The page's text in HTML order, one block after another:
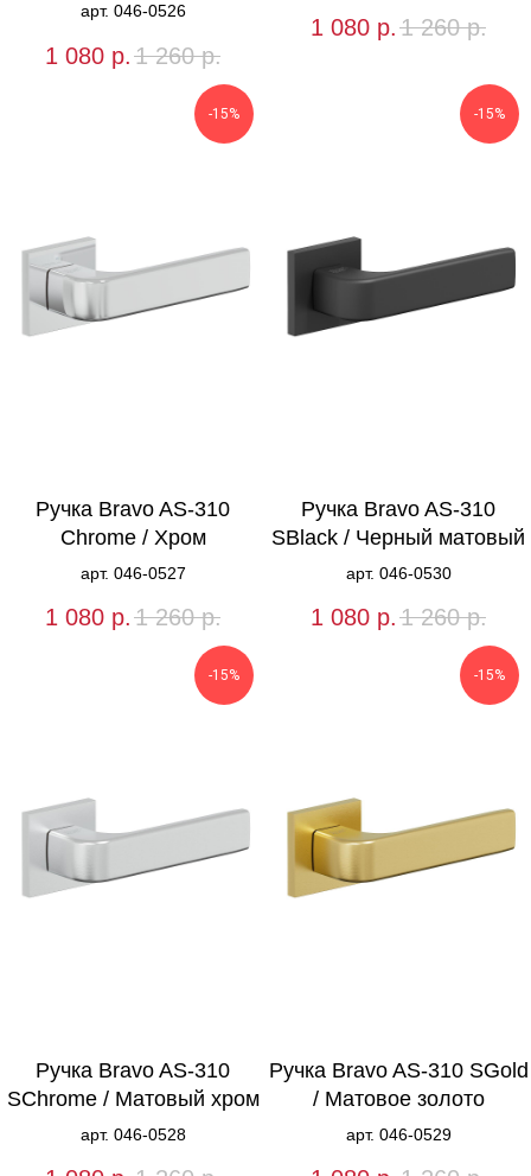
арт. 046-0526
1 080 р. 1 260 р.
1 080 р. 1 260 р.
-15%
Ручка Bravo AS-310
Chrome / Хром
арт. 046-0527
1 080 р. 1 260 р.
-15%
Ручка Bravo AS-310
SBlack / Черный матовый
арт. 046-0530
1 080 р. 1 260 р.
-15%
Ручка Bravo AS-310
SChrome / Матовый хром
арт. 046-0528
-15%
Ручка Bravo AS-310 SGold
/ Матовое золото
арт. 046-0529